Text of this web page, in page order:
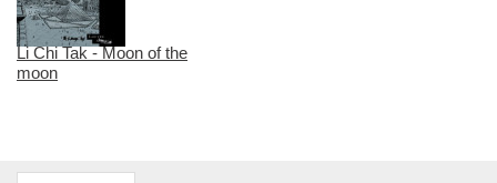
Li Chi Tak - Moon of the
moon